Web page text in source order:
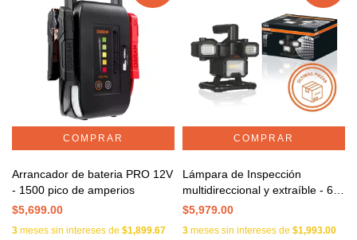
Arrancador de bateria PRO 12V
- 1500 pico de amperios
$5,699.00
3 meses sin intereses de $1,899.67
Lámpara de Inspección
multidireccional y extraíble - 60
LEDs
$5,979.00
3 meses sin intereses de $1,993.00